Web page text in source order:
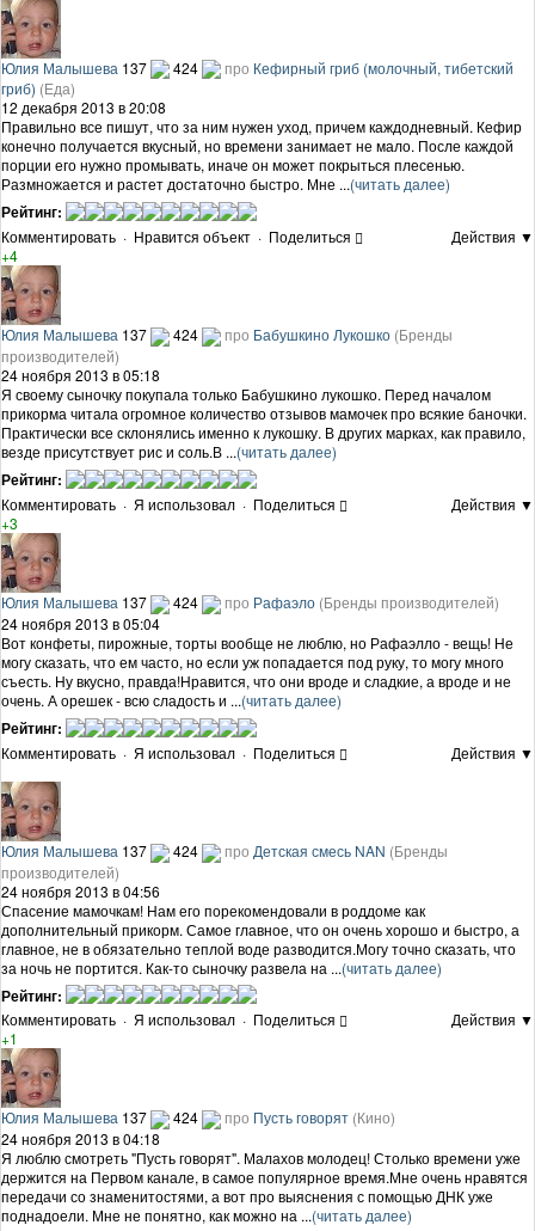
Юлия Малышева 137 424 про Кефирный гриб (молочный, тибетский
гриб) (Еда)
12 декабря 2013 в 20:08
Правильно все пишут, что за ним нужен уход, причем каждодневный. Кефир
конечно получается вкусный, но времени занимает не мало. После каждой
порции его нужно промывать, иначе он может покрыться плесенью.
Размножается и растет достаточно быстро. Мне ...(читать далее)
Рейтинг:
Комментировать · Нравится объект · Поделиться
Действия ▼
+4
Юлия Малышева 137 424 про Бабушкино Лукошко (Бренды
производителей)
24 ноября 2013 в 05:18
Я своему сыночку покупала только Бабушкино лукошко. Перед началом
прикорма читала огромное количество отзывов мамочек про всякие баночки.
Практически все склонялись именно к лукошку. В других марках, как правило,
везде присутствует рис и соль.В ...(читать далее)
Рейтинг:
Комментировать · Я использовал · Поделиться
Действия ▼
+3
Юлия Малышева 137 424 про Рафаэло (Бренды производителей)
24 ноября 2013 в 05:04
Вот конфеты, пирожные, торты вообще не люблю, но Рафаэлло - вещь! Не
могу сказать, что ем часто, но если уж попадается под руку, то могу много
съесть. Ну вкусно, правда!Нравится, что они вроде и сладкие, а вроде и не
очень. А орешек - всю сладость и ...(читать далее)
Рейтинг:
Комментировать · Я использовал · Поделиться Действия ▼
Юлия Малышева 137 424 про Детская смесь NAN (Бренды
производителей)
24 ноября 2013 в 04:56
Спасение мамочкам! Нам его порекомендовали в роддоме как
дополнительный прикорм. Самое главное, что он очень хорошо и быстро, а
главное, не в обязательно теплой воде разводится.Могу точно сказать, что
за ночь не портится. Как-то сыночку развела на ...(читать далее)
Рейтинг:
Комментировать · Я использовал · Поделиться
Действия ▼
+1
Юлия Малышева 137 424 про Пусть говорят (Кино)
24 ноября 2013 в 04:18
Я люблю смотреть "Пусть говорят". Малахов молодец! Столько времени уже
держится на Первом канале, в самое популярное время.Мне очень нравятся
передачи со знаменитостями, а вот про выяснения с помощью ДНК уже
поднадоели. Мне не понятно, как можно на ...(читать далее)